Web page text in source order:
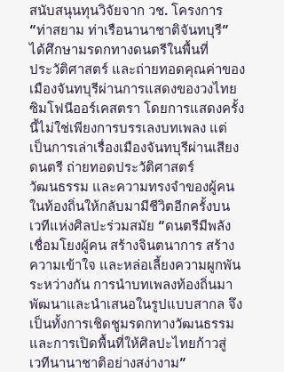
สนับสนุนทุนวิจัยจาก วช. โครงการ
“ท่าสยาม ท่าเรือนานาชาติจันทบุรี”
ได้ศึกษามรดกทางดนตรีในพื้นที่
ประวัติศาสตร์ และถ่ายทอดคุณค่าของ
เมืองจันทบุรีผ่านการแสดงของวงไทย
ซิมโฟนีออร์เคสตรา โดยการแสดงครั้ง
นี้ไม่ใช่เพียงการบรรเลงบทเพลง แต่
เป็นการเล่าเรื่องเมืองจันทบุรีผ่านเสียง
ดนตรี ถ่ายทอดประวัติศาสตร์
วัฒนธรรม และความทรงจำของผู้คน
ในท้องถิ่นให้กลับมามีชีวิตอีกครั้งบน
เวทีแห่งศิลปะร่วมสมัย “ดนตรีมีพลัง
เชื่อมโยงผู้คน สร้างจินตนาการ สร้าง
ความเข้าใจ และหล่อเลี้ยงความผูกพัน
ระหว่างกัน การนำบทเพลงท้องถิ่นมา
พัฒนาและนำเสนอในรูปแบบสากล จึง
เป็นทั้งการเชิดชูมรดกทางวัฒนธรรม
และการเปิดพื้นที่ให้ศิลปะไทยก้าวสู่
เวทีนานาชาติอย่างสง่างาม”